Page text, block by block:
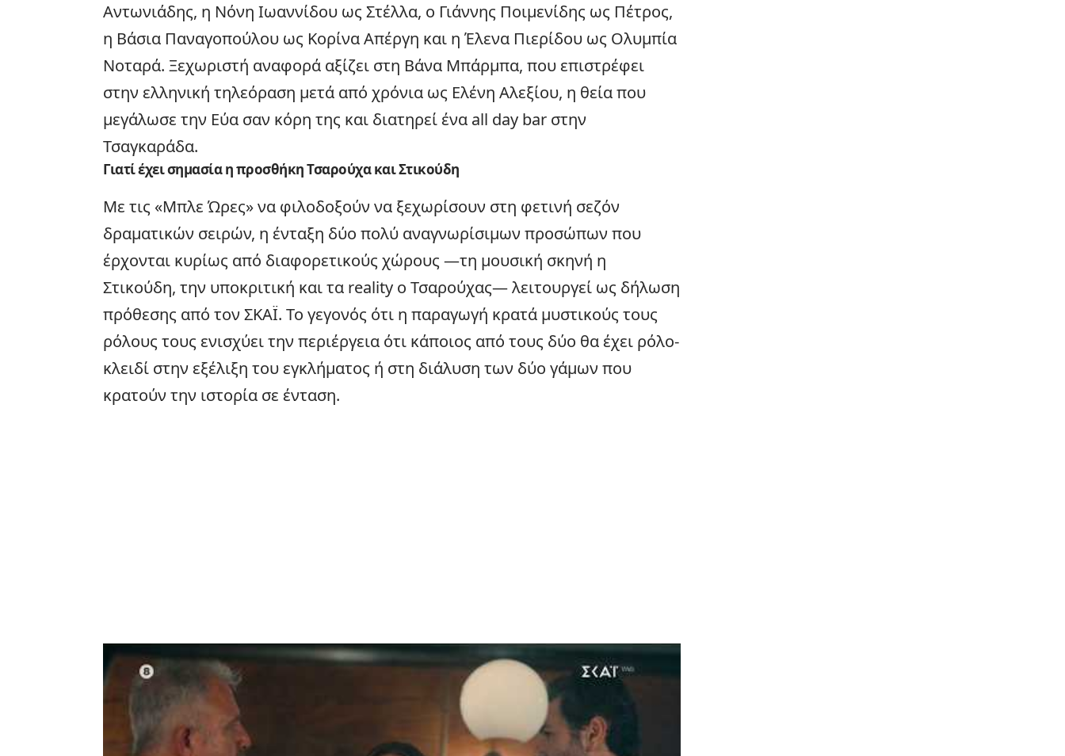
Αντωνιάδης, η Νόνη Ιωαννίδου ως Στέλλα, ο Γιάννης Ποιμενίδης ως Πέτρος,
η Βάσια Παναγοπούλου ως Κορίνα Απέργη και η Έλενα Πιερίδου ως Ολυμπία
Νοταρά. Ξεχωριστή αναφορά αξίζει στη Βάνα Μπάρμπα, που επιστρέφει
στην ελληνική τηλεόραση μετά από χρόνια ως Ελένη Αλεξίου, η θεία που
μεγάλωσε την Εύα σαν κόρη της και διατηρεί ένα all day bar στην
Τσαγκαράδα.
Γιατί έχει σημασία η προσθήκη Τσαρούχα και Στικούδη
Με τις «Μπλε Ώρες» να φιλοδοξούν να ξεχωρίσουν στη φετινή σεζόν
δραματικών σειρών, η ένταξη δύο πολύ αναγνωρίσιμων προσώπων που
έρχονται κυρίως από διαφορετικούς χώρους —τη μουσική σκηνή η
Στικούδη, την υποκριτική και τα reality ο Τσαρούχας— λειτουργεί ως δήλωση
πρόθεσης από τον ΣΚΑΪ. Το γεγονός ότι η παραγωγή κρατά μυστικούς τους
ρόλους τους ενισχύει την περιέργεια ότι κάποιος από τους δύο θα έχει ρόλο-
κλειδί στην εξέλιξη του εγκλήματος ή στη διάλυση των δύο γάμων που
κρατούν την ιστορία σε ένταση.